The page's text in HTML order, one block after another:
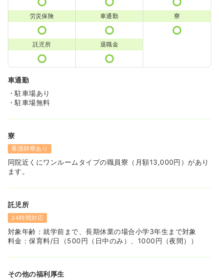
労災保険 車通勤 寮
託児所 退職金
車通勤
・駐車場あり
・駐車場無料
寮
看護師寮あり
同院近くにワンルームタイプの職員寮（月額13,000円）があり
ます。
託児所
24時間対応
対象年齢：就学前まで、長期休業の場合小学3年生まで対象
料金：保育料/日（500円（日中のみ）、1000円（夜間））
その他の福利厚生